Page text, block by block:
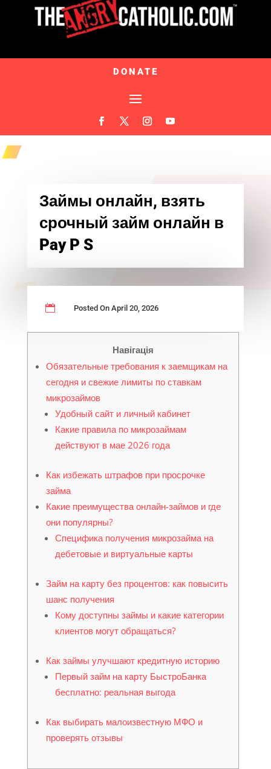
DONATE
Займы онлайн, взять
срочный займ онлайн в ️
Pay P S
 Posted On April 20, 2026
Навігація
Обязательные требования к заемщикам на
сегодня и свежие лимиты по ставкам
микрозаймов
Удобный сайт и личный кабинет
Какие правила по микрозаймам
действуют в мае 2026 года
Как избежать штрафов при просрочке
займа
Какие преимущества онлайн-займов и где
они популярны?
Специфика получения микрозайма на
дебетовые и виртуальные карты
Займ на карту без процентов: как повысить
шанс получения
Кому доступны займы и какие категории
клиентов могут обращаться?
Как займы улучшают кредитную историю
Первый займ на карту БыстроБанка
бесплатно: реальная выгода
Как выбирать малоизвестную МФО и
проверять отзывы